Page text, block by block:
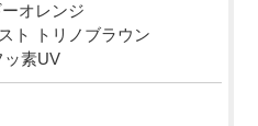
オレンジ
ト トリノブラウン
ッ素UV